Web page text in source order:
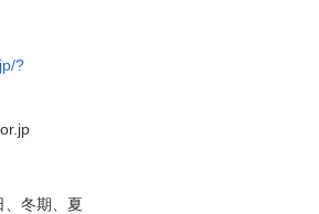
?
、冬期、夏